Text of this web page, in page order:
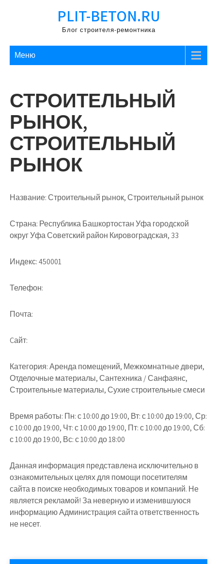
PLIT-BETON.RU
Блог строителя-ремонтника
Меню
СТРОИТЕЛЬНЫЙ
РЫНОК,
СТРОИТЕЛЬНЫЙ
РЫНОК
Название:Строительный рынок, Строительный рынок
Страна: Республика Башкортостан Уфа городской
округ Уфа Советский район Кировоградская, 33
Индекс:450001
Телефон:
Почта:
Cайт:
Категория:Аренда помещений, Межкомнатные двери,
Отделочные материалы, Сантехника / Санфаянс,
Строительные материалы, Сухие строительные смеси
Время работы: Пн: с 10:00 до 19:00, Вт: с 10:00 до 19:00, Ср:
с 10:00 до 19:00, Чт: с 10:00 до 19:00, Пт: с 10:00 до 19:00, Сб:
с 10:00 до 19:00, Вс: с 10:00 до 18:00
Данная информация представлена исключительно в
ознакомительных целях для помощи посетителям
сайта в поиске необходимых товаров и компаний. Не
является рекламой! За неверную и изменившуюся
информацию Администрация сайта ответственность
не несет.